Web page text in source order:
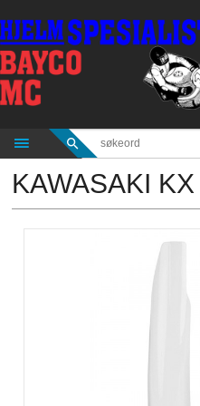
til
innholdet
KAWASAKI